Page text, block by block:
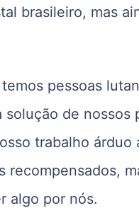
brasileiro, mas
pessoas
de
trabalho
recompensados,
algo por nós.